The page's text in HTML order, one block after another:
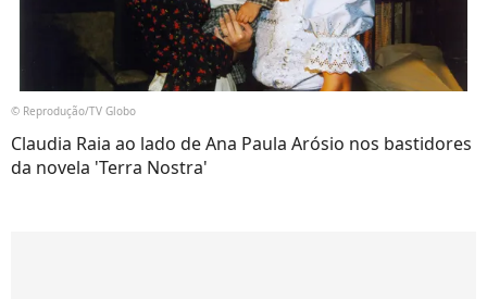
© Reprodução/TV Globo
Claudia Raia ao lado de Ana Paula Arósio nos bastidores
da novela 'Terra Nostra'